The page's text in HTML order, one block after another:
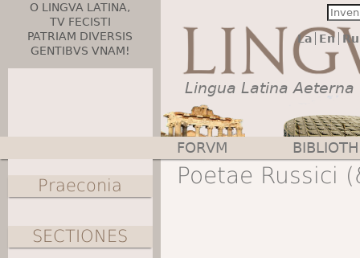
O LINGVA LATINA,
TV FECISTI
PATRIAM DIVERSIS
GENTIBVS VNAM!
La En Ru
Lingua Latina Aeterna
Poetae Russici
Main menu
FORVM
Praeconia
SECTIONES